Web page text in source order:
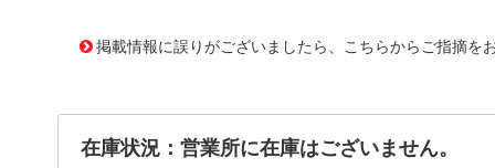
掲載情報に誤りがございましたら、こちらからご指摘を
在庫状況：営業所に在庫はございません。